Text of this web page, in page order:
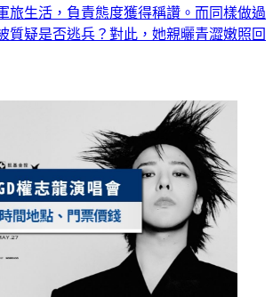
旅生活，負責態度獲得稱讚。而同樣做過
質疑是否逃兵？對此，她親曬青澀嫩照回